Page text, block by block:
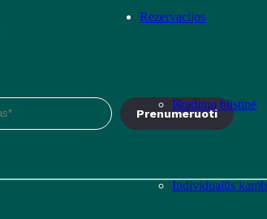
Rezervacijos
Išradimų būstinė
Individualūs
Prenumeruoti